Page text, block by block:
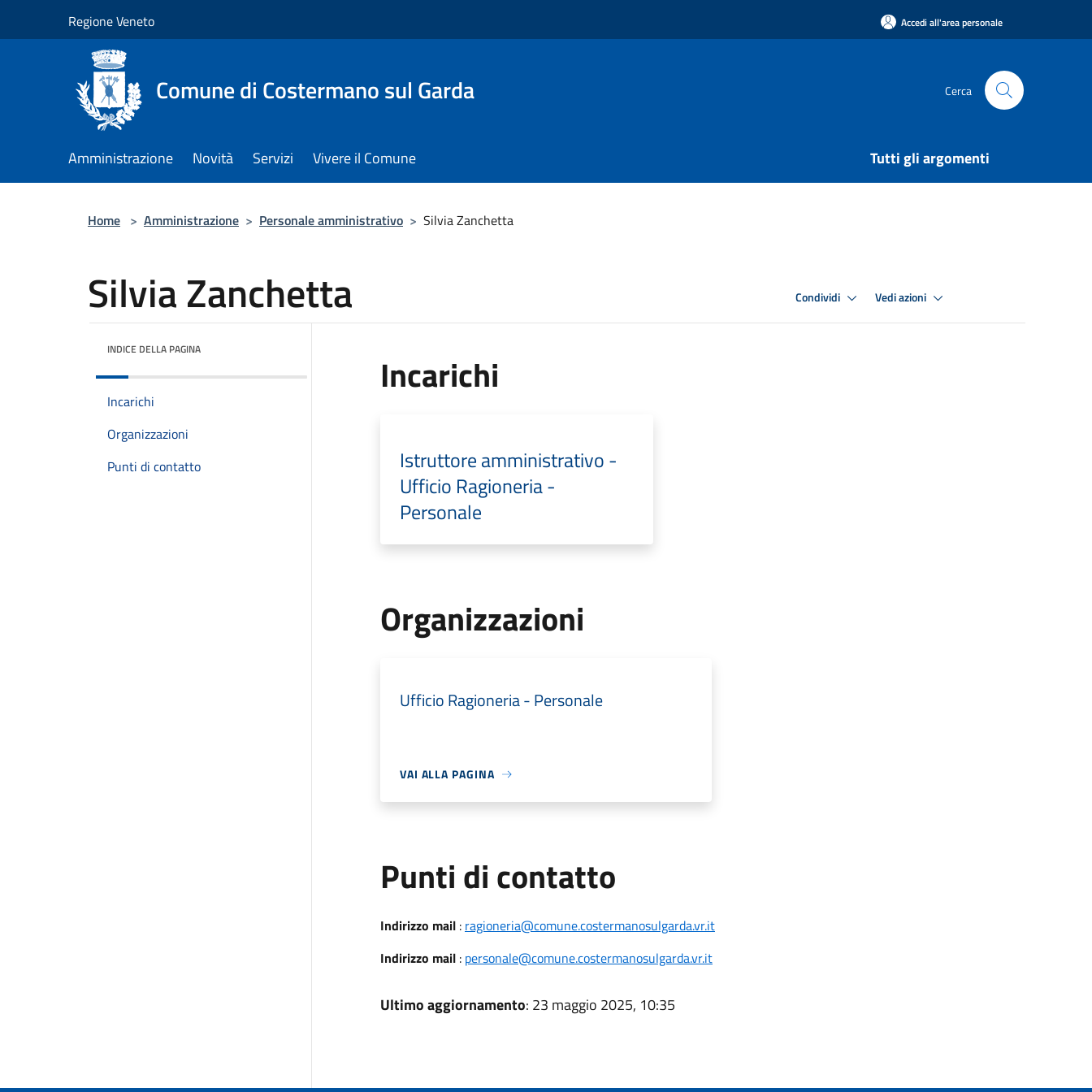
Regione Veneto Accedi all'area personale
Comune di Costermano sul Garda Cerca
Amministrazione Novità Servizi Vivere il Comune Tutti gli argomenti
Home > Amministrazione > Personale amministrativo > Silvia Zanchetta
Silvia Zanchetta Condividi Vedi azioni
INDICE DELLA PAGINA
Incarichi
Organizzazioni
Punti di contatto
Incarichi
Istruttore amministrativo -
Ufficio Ragioneria -
Personale
Organizzazioni
Ufficio Ragioneria - Personale
VAI ALLA PAGINA
Punti di contatto
Indirizzo mail: ragioneria@comune.costermanosulgarda.vr.it
Indirizzo mail: personale@comune.costermanosulgarda.vr.it
Ultimo aggiornamento: 23 maggio 2025, 10:35